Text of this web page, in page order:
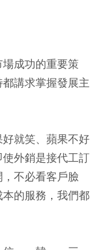
成功的重要策
講求掌握發展主
就笑、蘋果不好
外銷是接代工訂
不必看客戶臉
的服務，我們都